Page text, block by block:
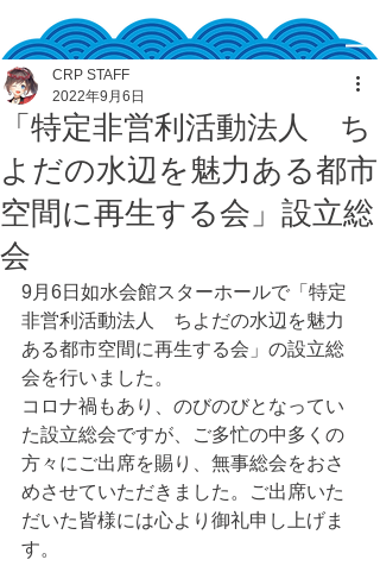
「特定非営利活動法人 ち
よだの水辺を魅力ある都市
空間に再生する会」設立総
会
CRP STAFF
2022年9月6日
9月6日如水会館スターホールで「特定
非営利活動法人　ちよだの水辺を魅力
ある都市空間に再生する会」の設立総
会を行いました。
コロナ禍もあり、のびのびとなってい
た設立総会ですが、ご多忙の中多くの
方々にご出席を賜り、無事総会をおさ
めさせていただきました。ご出席いた
だいた皆様には心より御礼申し上げま
す。